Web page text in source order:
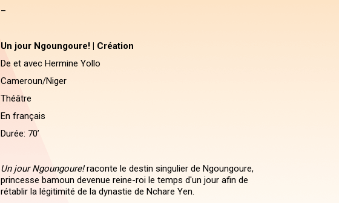
–
Un jour Ngoungoure! | Création
De et avec Hermine Yollo
Cameroun/Niger
Théâtre
En français
Durée: 70’
Un jour Ngoungoure!raconte le destin singulier de Ngoungoure,
princesse bamoun devenue reine-roi le temps d'un jour afin de
rétablir la légitimité de la dynastie de Nchare Yen.